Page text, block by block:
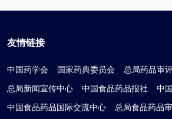
友情链接
中国药学会 国家药典委员会 总局药品审
总局新闻宣传中心 中国食品药品报社 中
中国食品药品国际交流中心 总局食品药品